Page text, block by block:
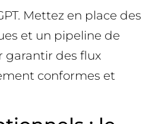
Mettez en place des
et un pipeline de
garantir des flux
conformes et